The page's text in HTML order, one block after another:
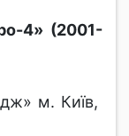
4» (2001-
м. Київ,